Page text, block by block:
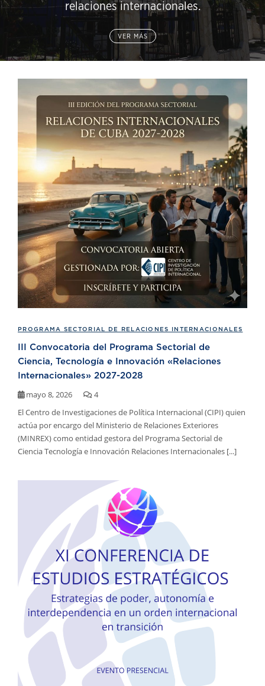
relaciones internacionales.
VER MÁS
PROGRAMA SECTORIAL DE RELACIONES INTERNACIONALES
III Convocatoria del Programa Sectorial de
Ciencia, Tecnología e Innovación «Relaciones
Internacionales» 2027-2028
mayo 8, 2026
4
El Centro de Investigaciones de Política Internacional (CIPI) quien
actúa por encargo del Ministerio de Relaciones Exteriores
(MINREX) como entidad gestora del Programa Sectorial de
Ciencia Tecnología e Innovación Relaciones Internacionales [...]